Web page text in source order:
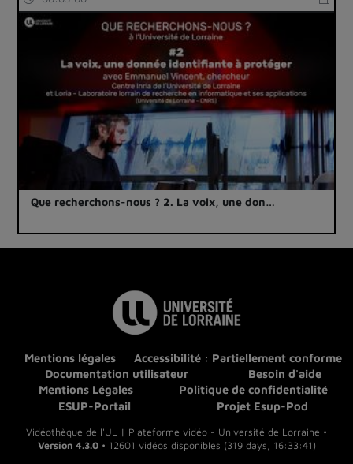
Que recherchons-nous ? 2. La voix, une don…
Mentions légales
Accessibilité : Partiellement conforme
Documentation utilisateur
Besoin d'aide
Mentions Légales
Politique de confidentialité
ESUP-Portail
Projet Esup-Pod
Vidéothèque de l'UL | Plateforme vidéo - Université de Lorraine •
Version 4.3.0• 12601 vidéos disponibles (319 days, 16:33:41)